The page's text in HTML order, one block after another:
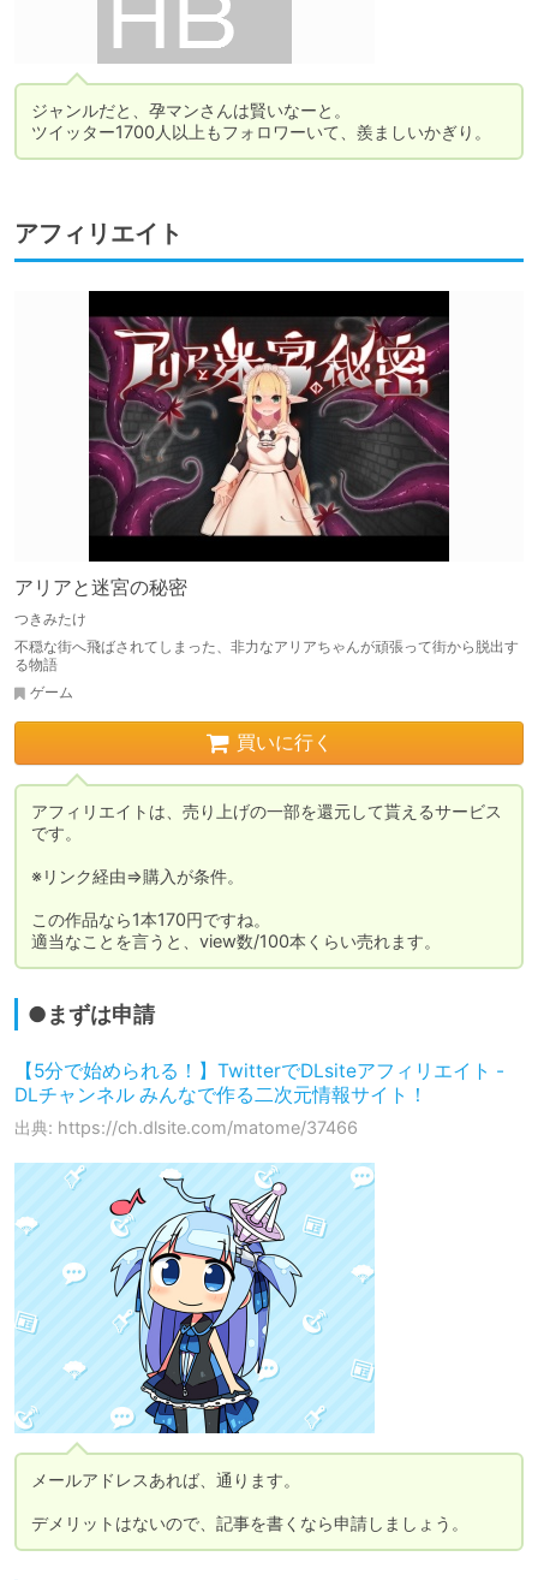
ジャンルだと、孕マンさんは賢いなーと。
ツイッター1700人以上もフォロワーいて、羨ましいかぎり。
アフィリエイト
アリアと迷宮の秘密
つきみたけ
不穏な街へ飛ばされてしまった、非力なアリアちゃんが頑張って街から脱出す
る物語
ゲーム
買いに行く
アフィリエイトは、売り上げの一部を還元して貰えるサービス
です。
※リンク経由⇒購入が条件。
この作品なら1本170円ですね。
適当なことを言うと、view数/100本くらい売れます。
●まずは申請
【5分で始められる！】TwitterでDLsiteアフィリエイト -
DLチャンネル みんなで作る二次元情報サイト！
出典: https://ch.dlsite.com/matome/37466
メールアドレスあれば、通ります。
デメリットはないので、記事を書くなら申請しましょう。